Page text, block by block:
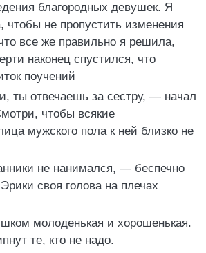
благородных девушек. Я
чтобы не пропустить изменения
все же правильно я решила,
наконец спустился, что
поучений
ты отвечаешь за сестру, — начал
чтобы всякие
мужского пола к ней близко не
не нанимался, — беспечно
своя голова на плечах
молоденькая и хорошенькая.
те, кто не надо.